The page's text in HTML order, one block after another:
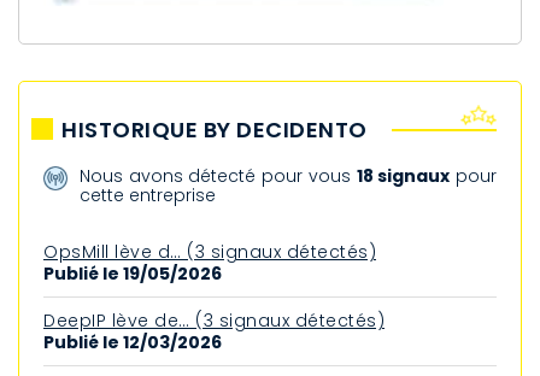
HISTORIQUE BY DECIDENTO
Nous avons détecté pour vous 18 signaux pour
cette entreprise
OpsMill lève d… (3 signaux détectés)
Publié le 19/05/2026
DeepIP lève de… (3 signaux détectés)
Publié le 12/03/2026